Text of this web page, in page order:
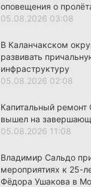
оповещения о
05.08.2026 03:08
В Каланчакском
развивать
инфраструктуру
05.08.2026 02:08
Капитальный
вышел на
05.08.2026 11:08
Владимир Сальдо
мероприятиях к 25-
Фёдора Ушакова в